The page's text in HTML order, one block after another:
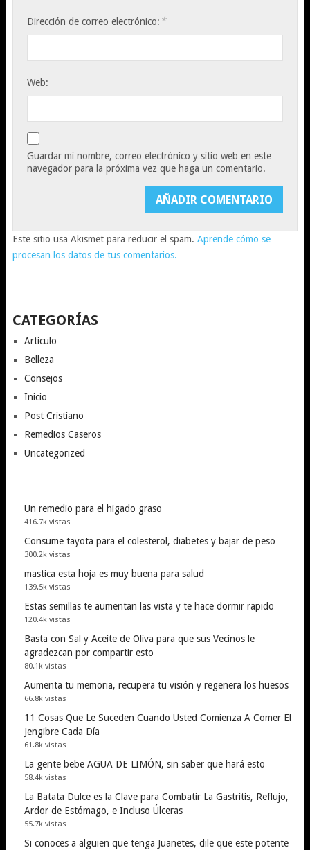
Dirección de correo electrónico: *
Web:
Guardar mi nombre, correo electrónico y sitio web en este
navegador para la próxima vez que haga un comentario.
Este sitio usa Akismet para reducir el spam. Aprende cómo se
procesan los datos de tus comentarios.
CATEGORÍAS
Articulo
Belleza
Consejos
Inicio
Post Cristiano
Remedios Caseros
Uncategorized
Un remedio para el higado graso
416.7k vistas
Consume tayota para el colesterol, diabetes y bajar de peso
300.2k vistas
mastica esta hoja es muy buena para salud
139.5k vistas
Estas semillas te aumentan las vista y te hace dormir rapido
120.4k vistas
Basta con Sal y Aceite de Oliva para que sus Vecinos le
agradezcan por compartir esto
80.1k vistas
Aumenta tu memoria, recupera tu visión y regenera los huesos
66.8k vistas
11 Cosas Que Le Suceden Cuando Usted Comienza A Comer El
Jengibre Cada Día
61.8k vistas
La gente bebe AGUA DE LIMÓN, sin saber que hará esto
58.4k vistas
La Batata Dulce es la Clave para Combatir La Gastritis, Reflujo,
Ardor de Estómago, e Incluso Úlceras
55.7k vistas
Si conoces a alguien que tenga Juanetes, dile que este potente